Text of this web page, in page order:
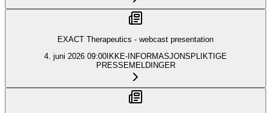
EXACT Therapeutics - webcast presentation
4. juni 2026 09:00 IKKE-INFORMASJONSPLIKTIGE
PRESSEMELDINGER